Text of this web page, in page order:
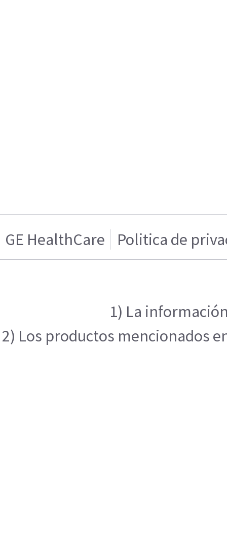
GE HealthCare Politica de
1) La
2) Los productos mencionados